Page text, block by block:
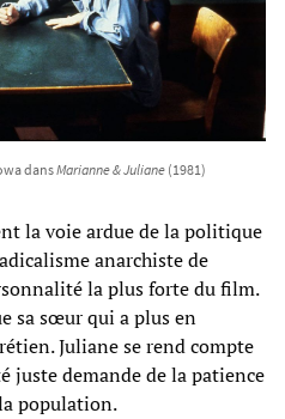
dansMarianne & Juliane (1981)
la voie ardue de la politique
anarchiste de
la plus forte du film.
sa sœur qui a plus en
Juliane se rend compte
juste demande de la patience
population.